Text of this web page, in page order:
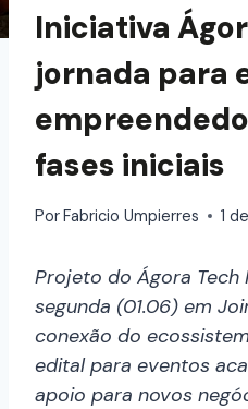
Iniciativa
jornada para
fases iniciais
PorFabricio Umpierres 1
Projeto do Ágora Tech
segunda (01.06) em
conexão do
edital para eventos
apoio para novos